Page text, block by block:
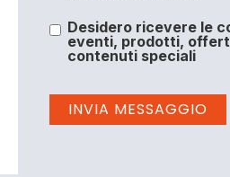
Desidero ricevere le
eventi, prodotti,
contenuti speciali